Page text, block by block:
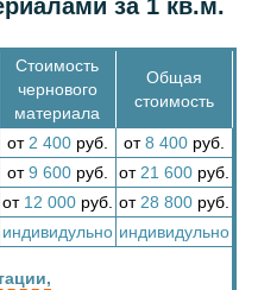
за 1 кв.м.
Стоимость
чернового
материала
Общая
стоимость
от 2 400руб. от8 400руб.
от9 600руб. от 21 600руб.
от 12 000руб. от 28 800руб.
индивидульно индивидульно